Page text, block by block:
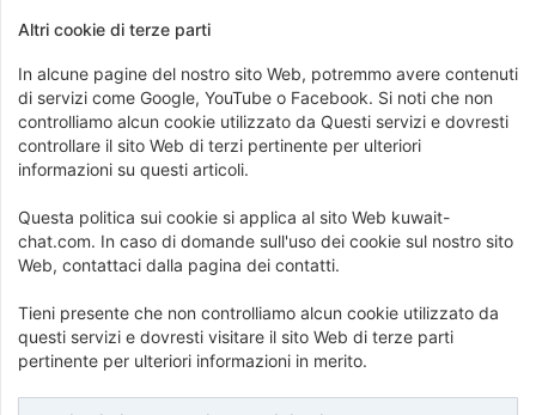
Altri cookie di terze parti
In alcune pagine del nostro sito Web, potremmo avere contenuti
di servizi come Google, YouTube o Facebook. Si noti che non
controlliamo alcun cookie utilizzato da Questi servizi e dovresti
controllare il sito Web di terzi pertinente per ulteriori
informazioni su questi articoli.
Questa politica sui cookie si applica al sito Web kuwait-
chat.com. In caso di domande sull'uso dei cookie sul nostro sito
Web, contattaci dalla pagina dei contatti.
Tieni presente che non controlliamo alcun cookie utilizzato da
questi servizi e dovresti visitare il sito Web di terze parti
pertinente per ulteriori informazioni in merito.